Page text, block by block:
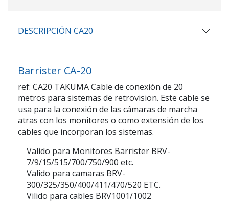
DESCRIPCIÓN CA20
Barrister CA-20
ref: CA20 TAKUMA Cable de conexión de 20
metros para sistemas de retrovision. Este cable se
usa para la conexión de las cámaras de marcha
atras con los monitores o como extensión de los
cables que incorporan los sistemas.
Valido para Monitores Barrister BRV-
7/9/15/515/700/750/900 etc.
Valido para camaras BRV-
300/325/350/400/411/470/520 ETC.
Vilido para cables BRV1001/1002